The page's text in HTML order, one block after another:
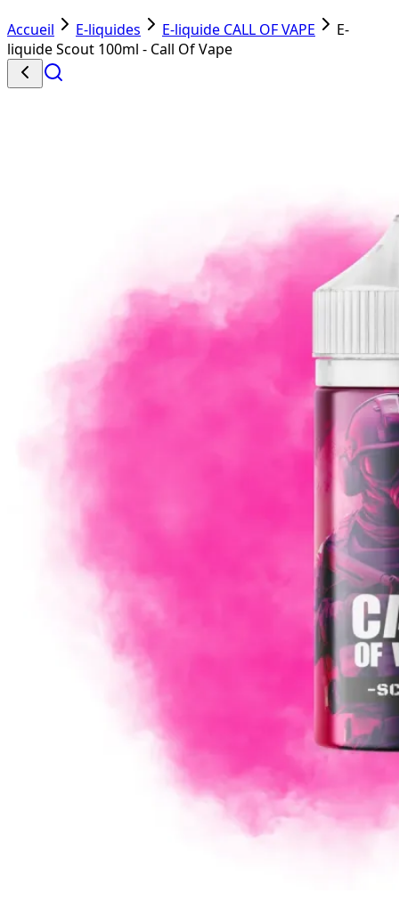
Accueil E-liquides E-liquide CALL OF VAPE
E-
liquide Scout 100ml - Call Of Vape